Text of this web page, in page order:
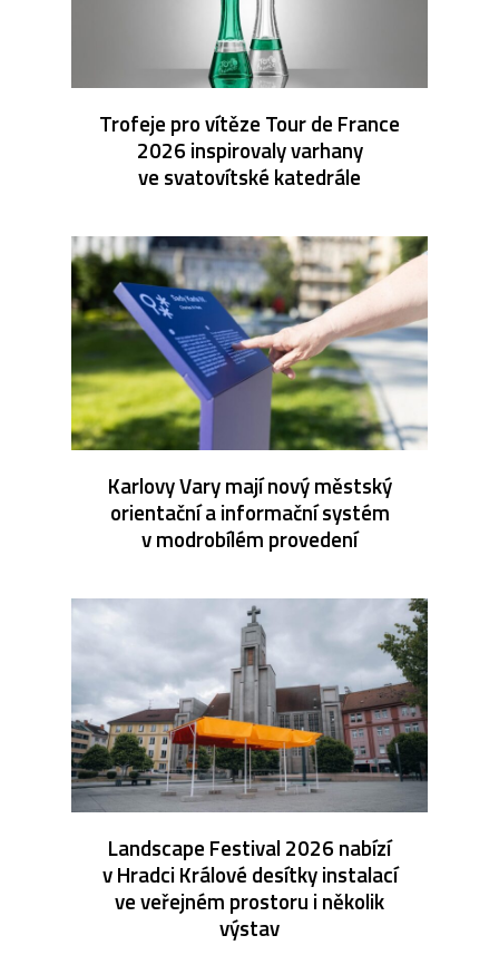
Trofeje pro vítěze Tour de France
2026 inspirovaly varhany
ve svatovítské katedrále
Karlovy Vary mají nový městský
orientační a informační systém
v modrobílém provedení
Landscape Festival 2026 nabízí
v Hradci Králové desítky instalací
ve veřejném prostoru i několik
výstav